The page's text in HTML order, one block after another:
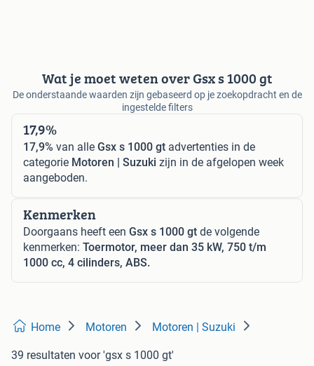
Wat je moet weten over Gsx s 1000 gt
De onderstaande waarden zijn gebaseerd op je zoekopdracht en de
ingestelde filters
17,9%
17,9% van alle Gsx s 1000 gt advertenties in de
categorie Motoren | Suzuki zijn in de afgelopen week
aangeboden.
Kenmerken
Doorgaans heeft een Gsx s 1000 gt de volgende
kenmerken: Toermotor, meer dan 35 kW, 750 t/m
1000 cc, 4 cilinders, ABS.
Home Motoren Motoren | Suzuki
39 resultaten voor 'gsx s 1000 gt'